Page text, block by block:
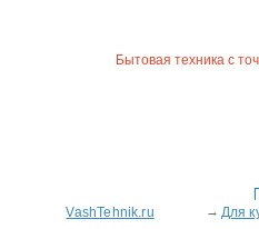
Бытовая техника с
VashTehnik.ru Для